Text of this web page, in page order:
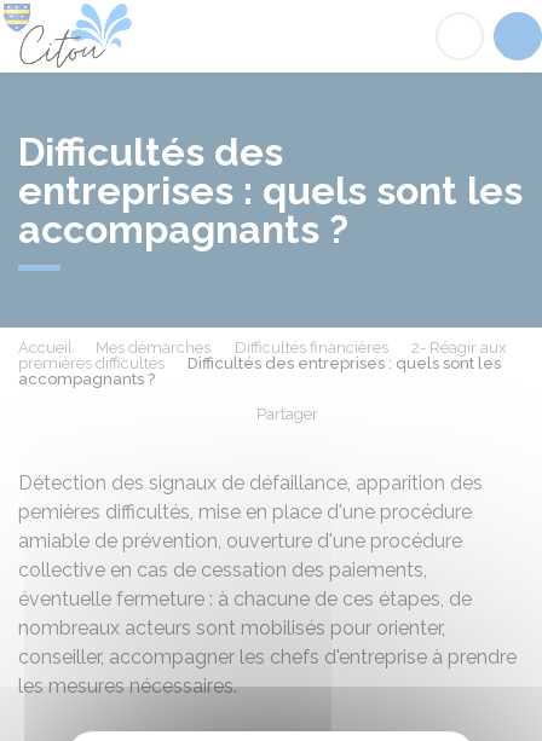
Difficultés des
entreprises : quels sont les
accompagnants ?
Accueil Mes démarches Difficultés financières
2- Réagir aux
premières difficultés
Difficultés des entreprises : quels sont les
accompagnants ?
Partager
Détection des signaux de défaillance, apparition des
pemières difficultés, mise en place d'une procédure
amiable de prévention, ouverture d'une procédure
collective en cas de cessation des paiements,
éventuelle fermeture : à chacune de ces étapes, de
nombreaux acteurs sont mobilisés pour orienter,
conseiller, accompagner les chefs d'entreprise à prendre
les mesures nécessaires.